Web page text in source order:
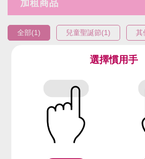
加租商品
全部(1) 兒童聖誕節(1) 其
編號：9618-2
選擇慣用手